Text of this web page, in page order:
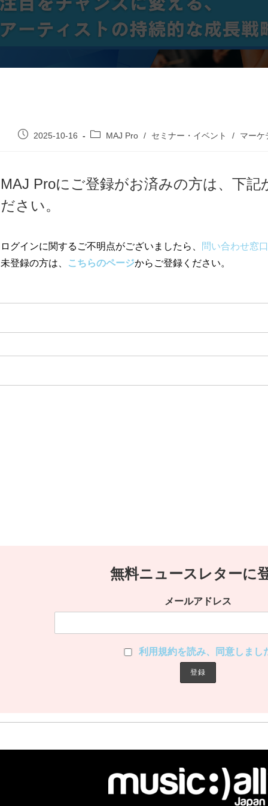
2025-10-16 MAJ Pro / セミナー・イベント / マーケ
MAJ Proにご登録がお済みの方は、下記
ださい。
ログインに関するご不明点がございましたら、 問い合わせ窓口
未登録の方は、
こちらのページからご登録ください。
無料ニュースレターに
メールアドレス
利用規約を読み、同意しまし